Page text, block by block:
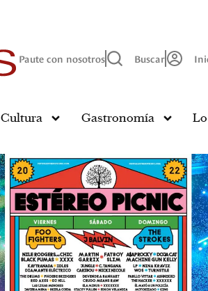
Paute con nosotros Buscar
Cultura Gastronomía